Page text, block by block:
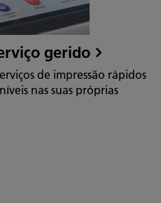
gerido
de impressão rápidos
nas suas próprias